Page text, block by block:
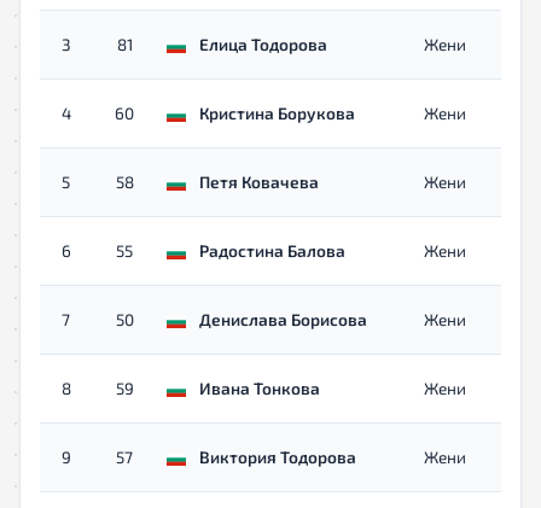
3 81 Елица Тодорова Жени
4 60 Кристина Борукова Жени
5 58 Петя Ковачева Жени
6 55 Радостина Балова Жени
7 50 Денислава Борисова Жени
8 59 Ивана Тонкова Жени
9 57 Виктория Тодорова Жени